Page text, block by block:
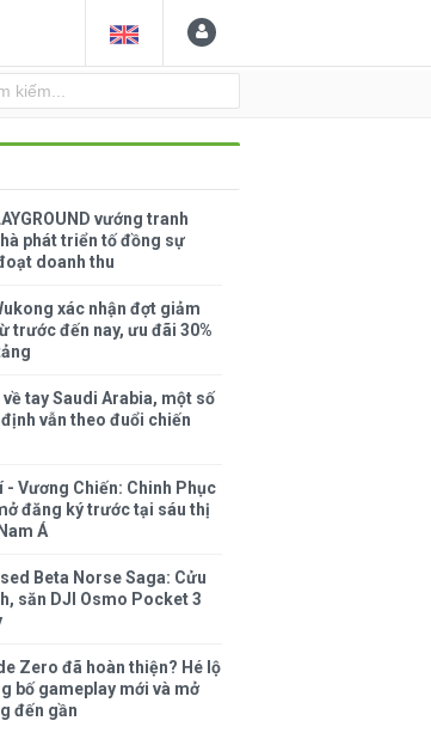
vướng tranh
phát triển tố đồng sự
doanh thu
xác nhận đợt giảm
trước đến nay, ưu đãi 30%
về tay Saudi Arabia, một số
vẫn theo đuổi chiến
- Vương Chiến: Chinh Phục
đăng ký trước tại sáu thị
Á
Beta Norse Saga: Cửu
săn DJI Osmo Pocket 3
Zero đã hoàn thiện? Hé lộ
bố gameplay mới và mở
đến gần